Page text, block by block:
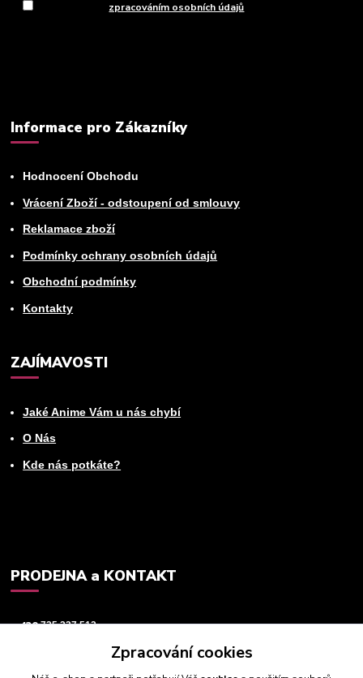
zpracováním osobních údajů
Informace pro Zákazníky
Hodnocení Obchodu
Vrácení Zboží - odstoupení od smlouvy
Reklamace zboží
Podmínky ochrany osobních údajů
Obchodní podmínky
Kontakty
ZAJÍMAVOSTI
Jaké Anime Vám u nás chybí
O Nás
Kde nás potkáte?
PRODEJNA a KONTAKT
+420725 237 512
Zpracování cookies